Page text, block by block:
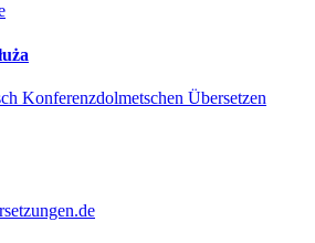
Konferenzdolmetschen Übersetzen